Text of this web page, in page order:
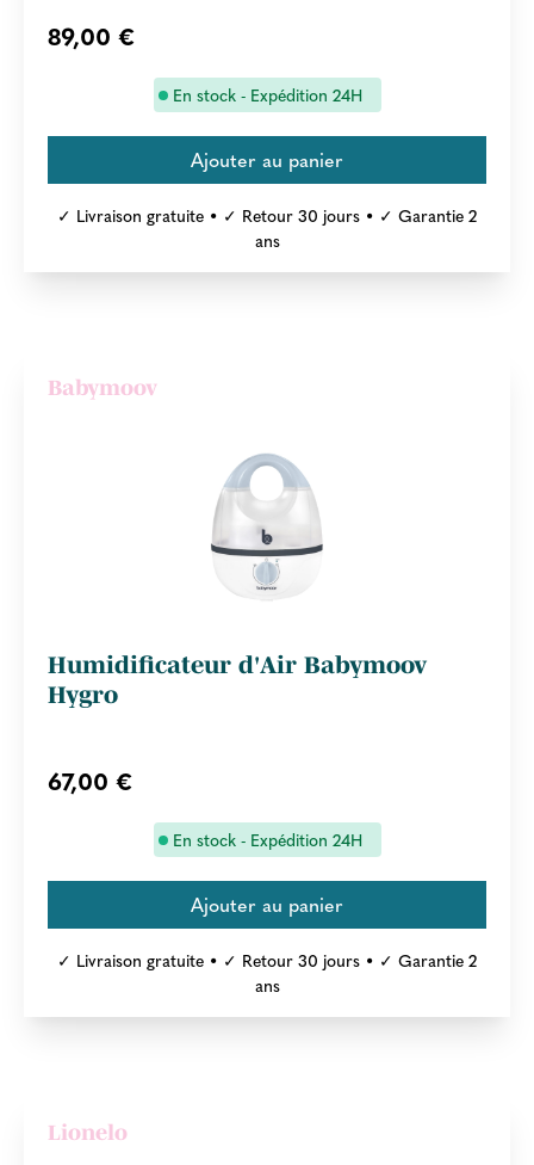
89,00 €
En stock - Expédition 24H
✓ Livraison gratuite • ✓ Retour 30 jours • ✓ Garantie 2
ans
Babymoov
Humidificateur d'Air Babymoov
Hygro
67,00 €
En stock - Expédition 24H
✓ Livraison gratuite • ✓ Retour 30 jours • ✓ Garantie 2
ans
Lionelo